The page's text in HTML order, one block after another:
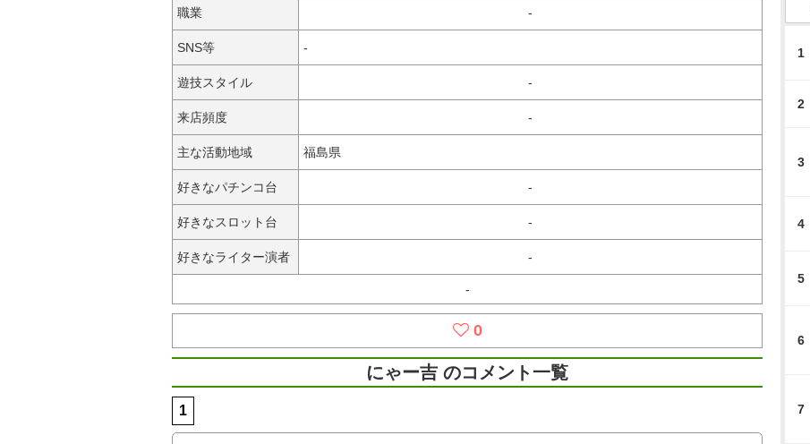
職業 -
SNS等 -
遊技スタイル -
来店頻度 -
主な活動地域 福島県
好きなパチンコ台 -
好きなスロット台 -
好きなライター演者 -
-
0
にゃー吉 のコメント一覧
1
1
2
3
4
5
6
7